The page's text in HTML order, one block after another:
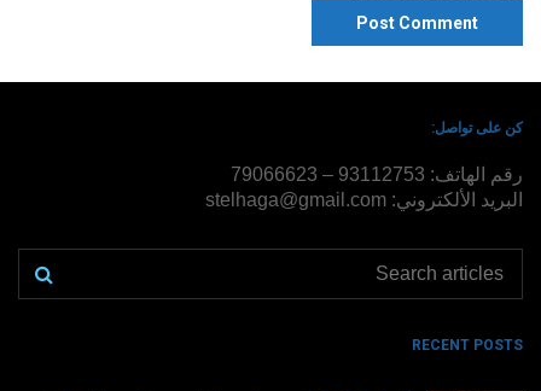
كن على تواصل:
رقم الهاتف: 93112753 – 79066623
البريد الألكتروني: stelhaga@gmail.com
RECENT POSTS